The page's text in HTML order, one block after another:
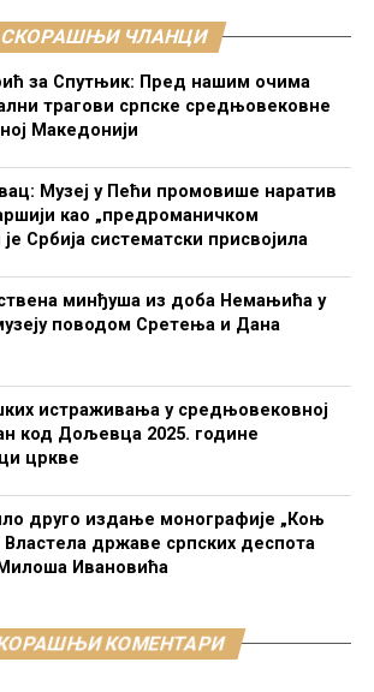
СКОРАШЊИ ЧЛАНЦИ
за Спутњик: Пред нашим очима
трагови српске средњовековне
Македонији
Музеј у Пећи промовише наратив
као „предроманичком
је Србија систематски присвојила
минђуша из доба Немањића у
поводом Сретења и Дана
истраживања у средњовековној
код Дољевца 2025. године
цркве
друго издање монографије „Коњ
државе српских деспота
Ивановића
КОМЕНТАРИ